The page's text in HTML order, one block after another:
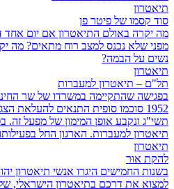
תיאטרון
סוד קסמו של פיטר פן
מה יקרה באולם התיאטרון אם יום אחד
מפני שלא נכנס למצב רוח מתאים? מה
נשים על הבמה?
תיאטרון
תל"ם – תיאטרון למעברות
1952 סוכמו סופית התנאים להעלאת
תשי"ג ונקבע אופן המימון של מפעל זה.
תיאטרון למעברות. הארגון החל בפעילותו בינואר 1953
תיאטרון
להקת אוּר
בשנות החמישים היגרו אנשי תיאטרון